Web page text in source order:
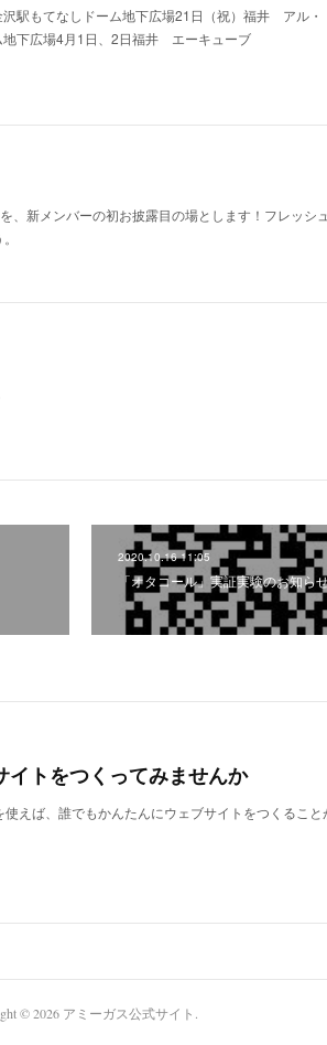
駅もてなしドーム地下広場21日（祝）福井 アル・
下広場4月1日、2日福井 エーキューブ
、新メンバーの初お披露目の場とします！フレッシ
2020.10.16 11:05
「オタコール」実証実験のお知ら
イトをつくってみませんか
えば、誰でもかんたんにウェブサイトをつくること
©2026 アミーガス公式サイト .